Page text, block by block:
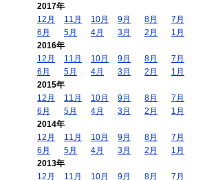
2017年
12月
11月 10月 9月 8月
7月
6月
5月 4月 3月 2月
1月
2016年
12月
11月 10月 9月 8月
7月
6月
5月 4月 3月 2月
1月
2015年
12月
11月 10月 9月 8月
7月
6月
5月 4月 3月 2月
1月
2014年
12月
11月 10月 9月 8月
7月
6月
5月 4月 3月 2月
1月
2013年
12月
11月 10月 9月 8月 7月